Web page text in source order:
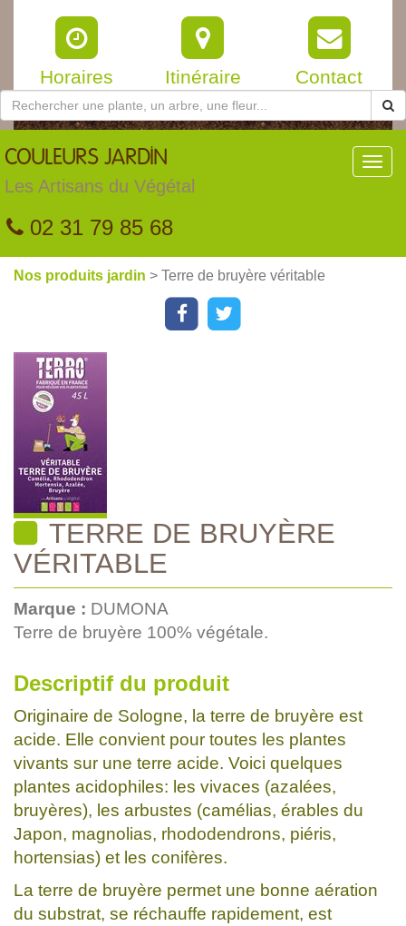
Horaires Itinéraire Contact
COULEURS JARDIN
Les Artisans du Végétal
02 31 79 85 68
Nos produits jardin > Terre de bruyère véritable
TERRE DE BRUYÈRE
VÉRITABLE
Marque : DUMONA
Terre de bruyère 100% végétale.
Descriptif du produit
Originaire de Sologne, la terre de bruyère est
acide. Elle convient pour toutes les plantes
vivants sur une terre acide. Voici quelques
plantes acidophiles: les vivaces (azalées,
bruyères), les arbustes (camélias, érables du
Japon, magnolias, rhododendrons, piéris,
hortensias) et les conifères.
La terre de bruyère permet une bonne aération
du substrat, se réchauffe rapidement, est